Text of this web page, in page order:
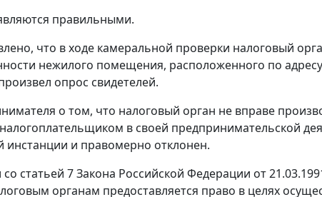
правильными.
что в ходе камеральной проверки налоговый
нежилого помещения, расположенного по
опрос свидетелей.
о том, что налоговый орган не вправе
в своей предпринимательской
инстанции и правомерно отклонен.
со статьей 7Закона Российской Федерации от
органам предоставляется право в целях